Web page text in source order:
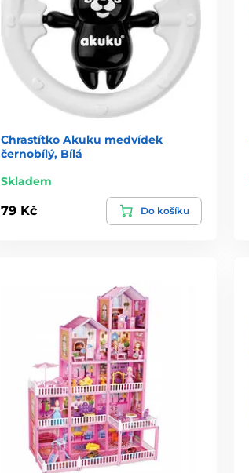
Chrastítko Akuku medvídek
černobílý, Bílá
Skladem
79 Kč Do košíku